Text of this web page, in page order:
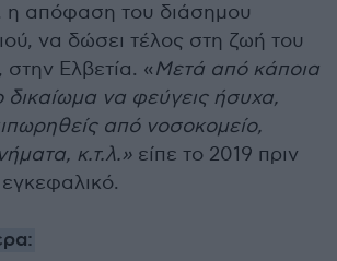
η απόφαση του διάσημου
να δώσει τέλος στη ζωή του
Ελβετία. «Μετά από κάποια
δικαίωμα να φεύγεις ήσυχα,
από νοσοκομείο,
κ.τ.λ.» είπε το 2019 πριν